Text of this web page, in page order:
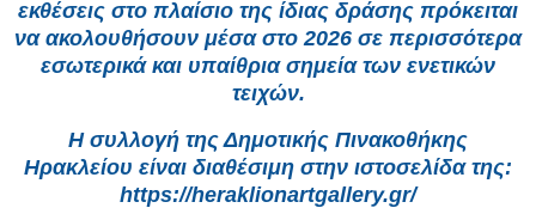
εκθέσεις στο πλαίσιο της ίδιας δράσης πρόκειται
να ακολουθήσουν μέσα στο 2026 σε περισσότερα
εσωτερικά και υπαίθρια σημεία των ενετικών
τειχών.
Η συλλογή της Δημοτικής Πινακοθήκης
Ηρακλείου είναι διαθέσιμη στην ιστοσελίδα της:
https://heraklionartgallery.gr/